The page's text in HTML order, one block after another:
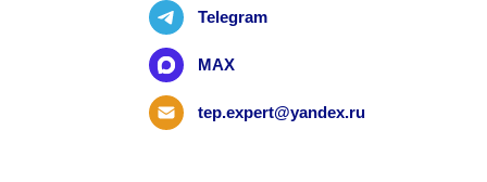
Telegram
MAX
tep.expert@yandex.ru